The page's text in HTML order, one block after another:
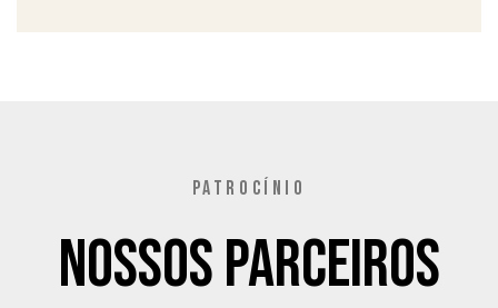
PATROCÍNIO
Nossos Parceiros